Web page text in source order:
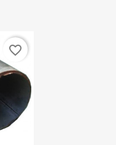
favorite_border